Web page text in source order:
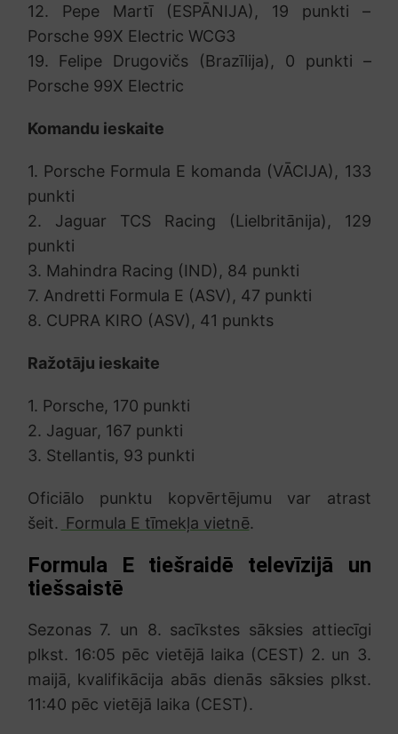
12. Pepe Martī (ESPĀNIJA), 19 punkti –
Porsche 99X Electric WCG3
19. Felipe Drugovičs (Brazīlija), 0 punkti –
Porsche 99X Electric
Komandu ieskaite
1. Porsche Formula E komanda (VĀCIJA), 133
punkti
2. Jaguar TCS Racing (Lielbritānija), 129
punkti
3. Mahindra Racing (IND), 84 punkti
7. Andretti Formula E (ASV), 47 punkti
8. CUPRA KIRO (ASV), 41 punkts
Ražotāju ieskaite
1. Porsche, 170 punkti
2. Jaguar, 167 punkti
3. Stellantis, 93 punkti
Oficiālo punktu kopvērtējumu var atrast
šeit. Formula E tīmekļa vietnē.
Formula E tiešraidē televīzijā un
tiešsaistē
Sezonas 7. un 8. sacīkstes sāksies attiecīgi
plkst. 16:05 pēc vietējā laika (CEST) 2. un 3.
maijā, kvalifikācija abās dienās sāksies plkst.
11:40 pēc vietējā laika (CEST).